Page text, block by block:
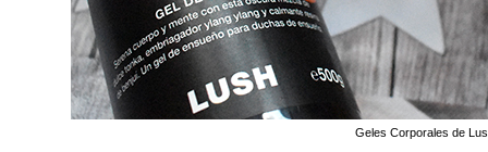
Geles Corporales de